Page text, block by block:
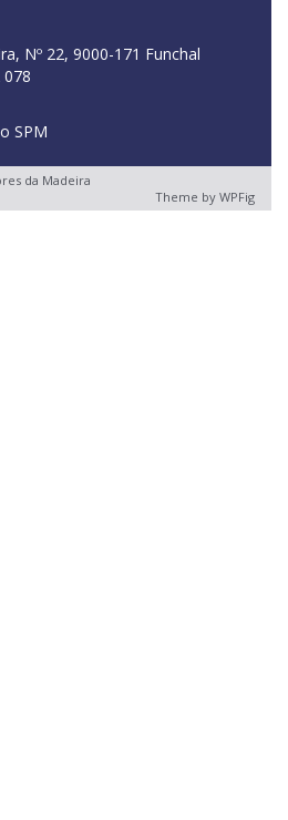
Nº 22, 9000-171 Funchal
078
SPM
da Madeira
Theme by WPFig